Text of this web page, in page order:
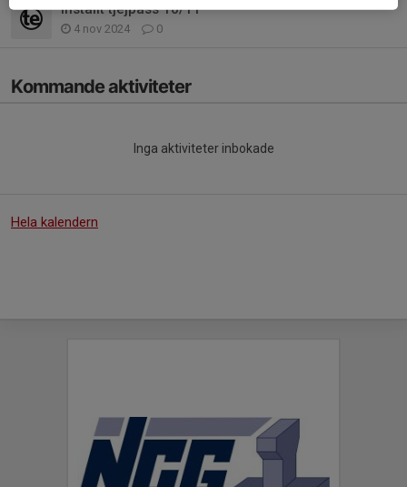
Inställt tjejpass 10/11
4 nov 2024 0
Kommande aktiviteter
Inga aktiviteter inbokade
Hela kalendern